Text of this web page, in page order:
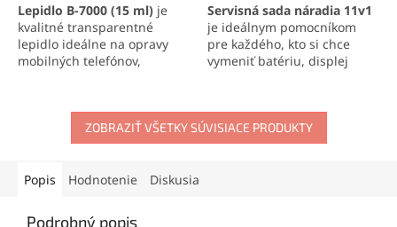
hviezdičiek.
Lepidlo B-7000 (15 ml) je
kvalitné transparentné
lepidlo ideálne na opravy
mobilných telefónov,
no pružný spoj, ktorý
odoláva otrasom, vode aj
oderu. Vďaka presnej
jednoducho nanáša aj na
hviezdičiek.
Servisná sada náradia 11v1
je ideálnym pomocníkom
pre každého, kto si chce
vymeniť batériu, displej
Obsahuje skrutkovače,
otváracie nástroje, prísavku
aj vyberač SIM karty. Vďaka
ZOBRAZIŤ VŠETKY SÚVISIACE PRODUKTY
Popis Hodnotenie Diskusia
Podrobný popis